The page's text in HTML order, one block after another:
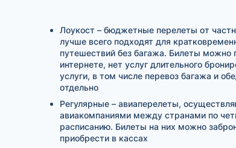
Лоукост – бюджетные перелеты от
лучше всего подходят для
путешествий без багажа. Билеты можно
интернете, нет услуг длительного
услуги, в том числе перевоз багажа и
отдельно
Регулярные – авиаперелеты,
авиакомпаниями между странами по
расписанию. Билеты на них можно
приобрести в кассах